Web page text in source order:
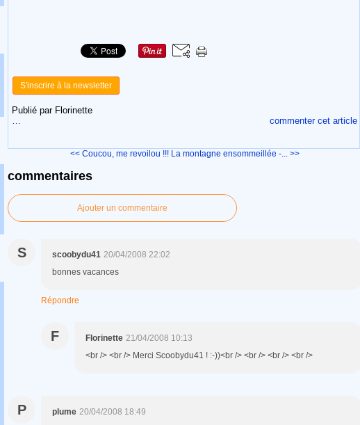
S'inscrire à la newsletter
Publié par Florinette
commenter cet article
…
<< Coucou, me revoilou !!! La montagne ensommeillée -... >>
commentaires
Ajouter un commentaire
S scoobydu41 20/04/2008 22:02
bonnes vacances
Répondre
F Florinette 21/04/2008 10:13
<br /> <br /> Merci Scoobydu41 ! :-))<br /> <br /> <br /> <br />
P plume 20/04/2008 18:49